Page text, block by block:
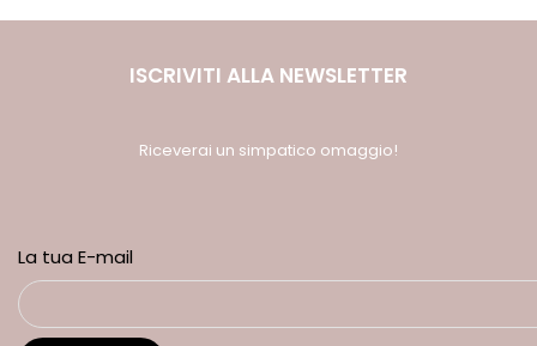
ISCRIVITI ALLA NEWSLETTER
Riceverai un simpatico omaggio!
La tua E-mail